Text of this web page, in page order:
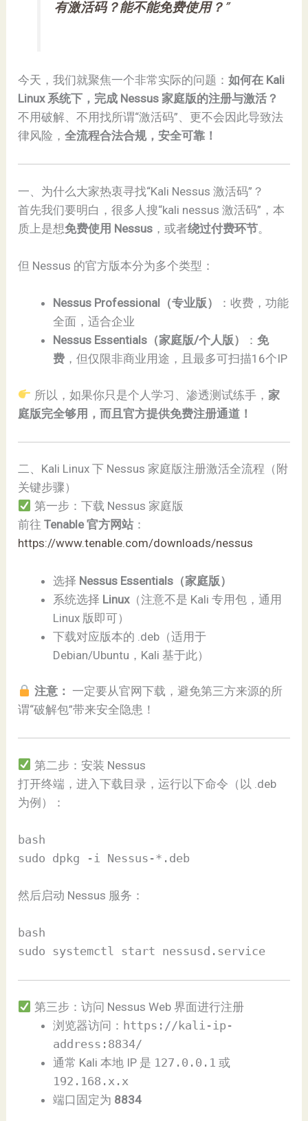
有激活码？能不能免费使用？ ”
今天，我们就聚焦一个非常实际的问题：如何在 Kali
Linux 系统下，完成 Nessus 家庭版的注册与激活？
不用破解、不用找所谓“激活码”、更不会因此导致法
律风险，全流程合法合规，安全可靠！
一、为什么大家热衷寻找“Kali Nessus 激活码”？
首先我们要明白，很多人搜“kali nessus 激活码”，本
质上是想免费使用 Nessus ，或者绕过付费环节。
但 Nessus 的官方版本分为多个类型：
Nessus Professional（专业版）
：收费，功能
全面，适合企业
Nessus Essentials（家庭版/个人版）
：免
费 ，但仅限非商业用途，且最多可扫描16个IP
所以，如果你只是个人学习、渗透测试练手， 家
庭版完全够用，而且官方提供免费注册通道！
二、Kali Linux 下 Nessus 家庭版注册激活全流程（附
关键步骤）
第一步：下载 Nessus 家庭版
前往Tenable 官方网站 ：
https://www.tenable.com/downloads/nessus
选择 Nessus Essentials（家庭版）
系统选择 Linux（注意不是 Kali 专用包，通用
Linux 版即可）
下载对应版本的 .deb（适用于
Debian/Ubuntu，Kali 基于此）
注意： 一定要从官网下载，避免第三方来源的所
谓“破解包”带来安全隐患！
第二步：安装 Nessus
打开终端，进入下载目录，运行以下命令（以 .deb
为例）：
bash
sudo dpkg -i Nessus-*.deb
然后启动 Nessus 服务：
bash
sudo systemctl start nessusd.service
第三步：访问 Nessus Web 界面进行注册
浏览器访问： https://kali-ip-
address:8834/
通常 Kali 本地 IP 是 127.0.0.1 或
192.168.x.x
端口固定为 8834